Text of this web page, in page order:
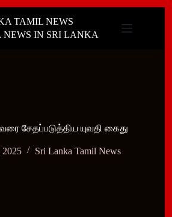
TAMIL NEWS
NEWS IN SRI LANKA
சேதப்படுத்திய யுவதி கைது
2025 Sri Lanka Tamil News